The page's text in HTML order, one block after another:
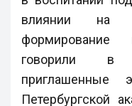
влиянии на
формирование
говорили в
приглашенные
Петербургской